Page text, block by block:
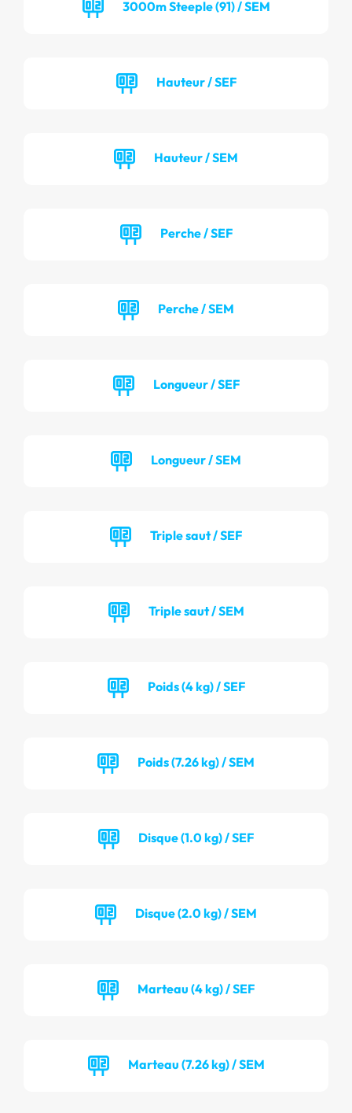
3000m Steeple (91) / SEM
Hauteur / SEF
Hauteur / SEM
Perche / SEF
Perche / SEM
Longueur / SEF
Longueur / SEM
Triple saut / SEF
Triple saut / SEM
Poids (4 kg) / SEF
Poids (7.26 kg) / SEM
Disque (1.0 kg) / SEF
Disque (2.0 kg) / SEM
Marteau (4 kg) / SEF
Marteau (7.26 kg) / SEM